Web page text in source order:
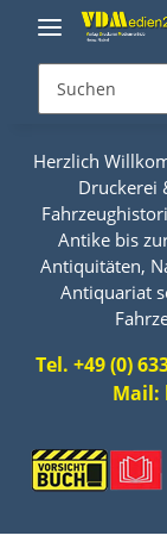
Herzlich
Druckerei
Antike bis
Antiquitäten,
Antiquariat
Tel. +49 (0)
Mail: